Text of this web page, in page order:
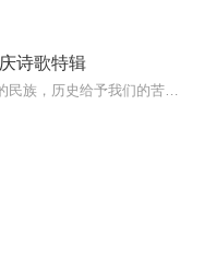
诗歌特辑